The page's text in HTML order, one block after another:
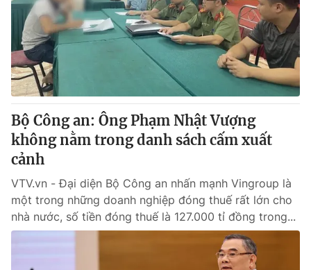
Bộ Công an: Ông Phạm Nhật Vượng
không nằm trong danh sách cấm xuất
cảnh
VTV.vn - Đại diện Bộ Công an nhấn mạnh Vingroup là
một trong những doanh nghiệp đóng thuế rất lớn cho
nhà nước, số tiền đóng thuế là 127.000 tỉ đồng trong...